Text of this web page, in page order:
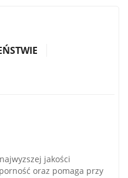
jakości
oraz pomaga przy